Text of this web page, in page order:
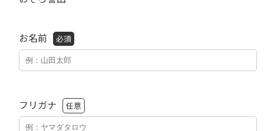
お名前 必須
フリガナ 任意